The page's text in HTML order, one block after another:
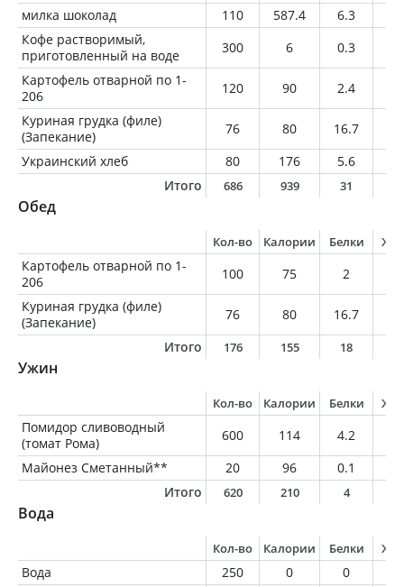
милка шоколад 110 587.4 6.3
Кофе растворимый,
приготовленный на воде
300 6 0.3
Картофель отварной по 1-
206
120 90 2.4
Куриная грудка (филе)
(Запекание)
76 80 16.7
Украинский хлеб
80 176 5.6
Итого
686 939 31
Обед
Кол-во Калории Белки
Картофель отварной по 1-
206
100 75 2
Куриная грудка (филе)
(Запекание)
76 80 16.7
Итого
176 155 18
Ужин
Кол-во Калории Белки
Помидор сливоводный
(томат Рома)
600 114 4.2
Майонез Сметанный**
20 96 0.1
Итого
620 210 4
Вода
Кол-во Калории Белки
Вода 250 0 0